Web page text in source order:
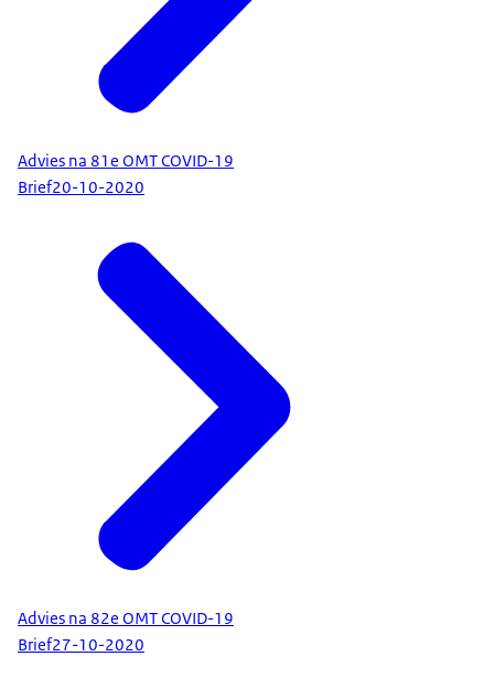
Advies na 81e OMT COVID-19
Brief20-10-2020
Advies na 82e OMT COVID-19
Brief27-10-2020